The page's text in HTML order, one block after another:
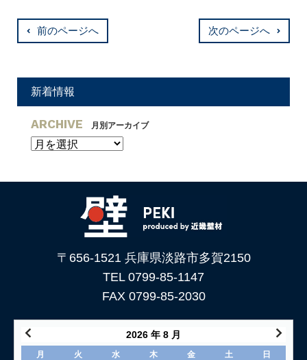
前のページへ 次のページへ
新着情報
ARCHIVE 月別アーカイブ
〒656-1521 兵庫県淡路市多賀2150
TEL 0799-85-1147
FAX 0799-85-2030
2026 年 8 月
月 火 水 木 金 土 日